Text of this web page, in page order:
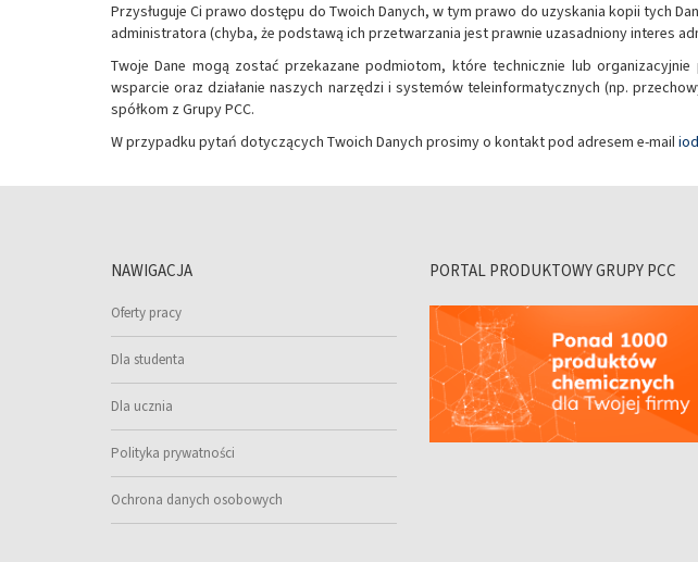
Przysługuje Ci prawo dostępu do Twoich Danych, w tym prawo do uzyskania kopii tych
administratora (chyba, że podstawą ich przetwarzania jest prawnie uzasadniony interes
Twoje Dane mogą zostać przekazane podmiotom, które technicznie lub
wsparcie oraz działanie naszych narzędzi i systemów teleinformatycznych (np.
spółkom z Grupy PCC.
W przypadku pytań dotyczących Twoich Danych prosimy o kontakt pod adresem e-mail
NAWIGACJA
Oferty pracy
Dla studenta
Dla ucznia
Polityka prywatności
Ochrona danych osobowych
PORTAL PRODUKTOWY GRUPY PCC